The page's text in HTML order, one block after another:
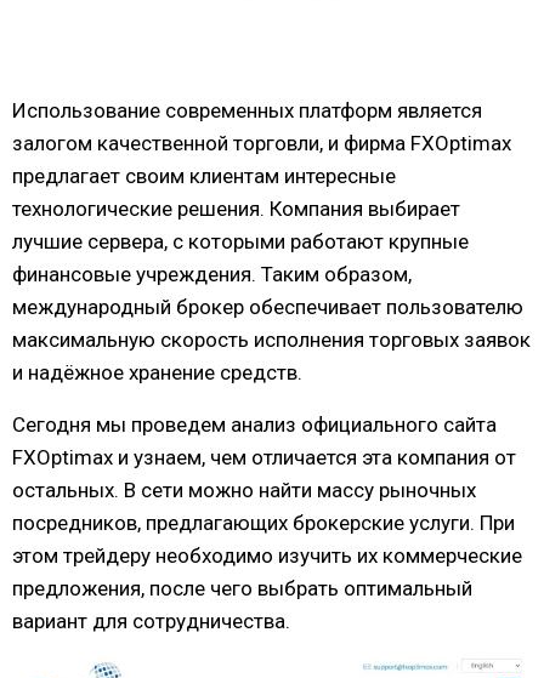
Использование современных платформ является
залогом качественной торговли, и фирма FXOptimax
предлагает своим клиентам интересные
технологические решения. Компания выбирает
лучшие сервера, с которыми работают крупные
финансовые учреждения. Таким образом,
международный брокер обеспечивает пользователю
максимальную скорость исполнения торговых заявок
и надёжное хранение средств.
Сегодня мы проведем анализ официального сайта
FXOptimax и узнаем, чем отличается эта компания от
остальных. В сети можно найти массу рыночных
посредников, предлагающих брокерские услуги. При
этом трейдеру необходимо изучить их коммерческие
предложения, после чего выбрать оптимальный
вариант для сотрудничества.